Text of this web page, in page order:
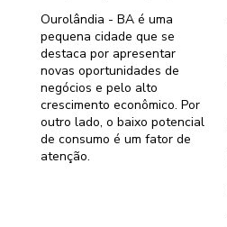
Ourolândia - BA é uma
pequena cidade que se
destaca por apresentar
novas oportunidades de
negócios e pelo alto
crescimento econômico. Por
outro lado, o baixo potencial
de consumo é um fator de
atenção.